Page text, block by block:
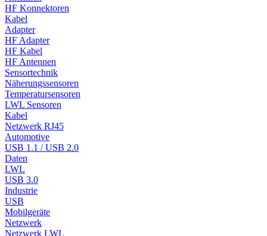
HF Konnektoren
Kabel
Adapter
HF Adapter
HF Kabel
HF Antennen
Sensortechnik
Näherungssensoren
Temperatursensoren
LWL Sensoren
Kabel
Netzwerk RJ45
Automotive
USB 1.1 / USB 2.0
Daten
LWL
USB 3.0
Industrie
USB
Mobilgeräte
Netzwerk
Netzwerk LWL